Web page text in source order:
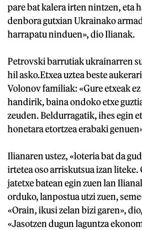
pare bat kalera irten nintzen, eta
denbora gutxian Ukrainako
harrapatu ninduen», dio Ilianak.
Petrovski barrutiak ukrainarren
hil asko.Etxea uztea beste
Volonov familiak: «Gure etxeak
handirik, baina ondoko etxe
zeuden. Beldurragatik, ihes egin
honetara etortzea erabaki
Ilianaren ustez, «loteria bat da
irtetea oso arriskutsua izan liteke.
jatetxe batean egin zuen lan
orduko, lanpostua utzi zuen,
«Orain, ikusi zelan bizi garen»,
«Jasotzen dugun laguntza